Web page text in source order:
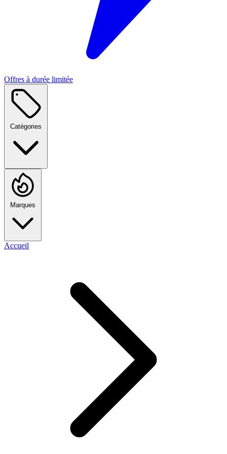
Offres à durée limitée
Catégories
Marques
Accueil